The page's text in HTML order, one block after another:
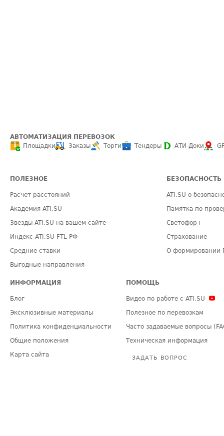
АВТОМАТИЗАЦИЯ ПЕРЕВОЗОК
Площадки
Заказы Торги Тендеры АТИ-Доки
ПОЛЕЗНОЕ
Расчет расстояний
Академия ATI.SU
Звезды ATI.SU на вашем сайте
Индекс ATI.SU FTL РФ
Средние ставки
Выгодные направления
БЕЗОПАСНОСТЬ
ATI.SU о
Памятка по
Светофор+
Страхование
О формировании
ИНФОРМАЦИЯ
Блог
Эксклюзивные материалы
Политика конфиденциальности
Общие положения
Карта сайта
ПОМОЩЬ
Видео по работе с ATI.SU
Полезное по перевозкам
Часто задаваемые вопросы
Техническая информация
ЗАДАТЬ ВОПРОС